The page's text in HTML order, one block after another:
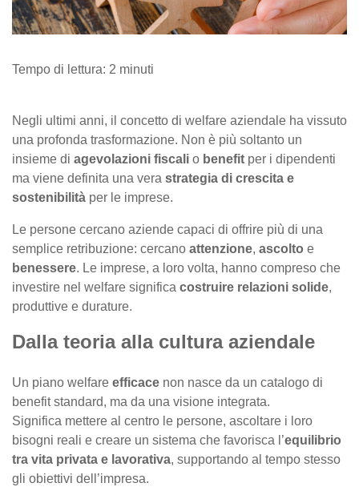
Tempo di lettura: 2 minuti
Negli ultimi anni, il concetto di welfare aziendale ha vissuto
una profonda trasformazione. Non è più soltanto un
insieme di agevolazioni fiscali o benefit per i dipendenti
ma viene definita una vera strategia di crescita e
sostenibilità per le imprese.
Le persone cercano aziende capaci di offrire più di una
semplice retribuzione: cercano attenzione, ascolto e
benessere. Le imprese, a loro volta, hanno compreso che
investire nel welfare significa costruire relazioni solide,
produttive e durature.
Dalla teoria alla cultura aziendale
Un piano welfare efficace non nasce da un catalogo di
benefit standard, ma da una visione integrata.
Significa mettere al centro le persone, ascoltare i loro
bisogni reali e creare un sistema che favorisca l’equilibrio
tra vita privata e lavorativa, supportando al tempo stesso
gli obiettivi dell’impresa.